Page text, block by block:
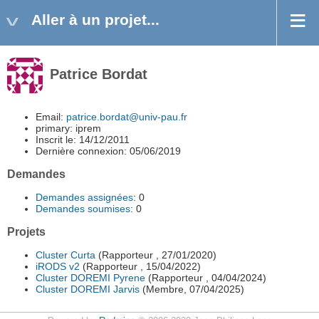
Aller à un projet...
Patrice Bordat
Email: patrice.bordat@univ-pau.fr
primary: iprem
Inscrit le: 14/12/2011
Dernière connexion: 05/06/2019
Demandes
Demandes assignées: 0
Demandes soumises: 0
Projets
Cluster Curta (Rapporteur , 27/01/2020)
iRODS v2 (Rapporteur , 15/04/2022)
Cluster DOREMI Pyrene (Rapporteur , 04/04/2024)
Cluster DOREMI Jarvis (Membre, 07/04/2025)